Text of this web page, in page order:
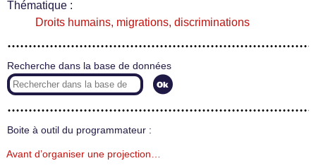
Thématique :
Droits humains, migrations, discriminations
Recherche dans la base de données
Boite à outil du programmateur :
Avant d’organiser une projection…